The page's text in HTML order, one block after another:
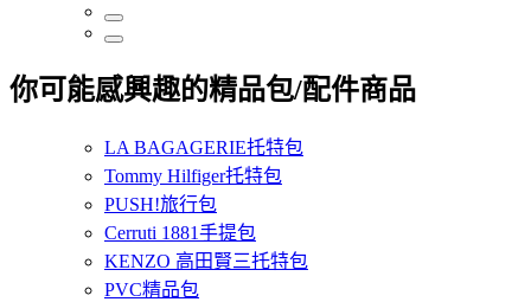
你可能感興趣的精品包/配件商品
LA BAGAGERIE托特包
Tommy Hilfiger托特包
PUSH!旅行包
Cerruti 1881手提包
KENZO 高田賢三托特包
PVC精品包